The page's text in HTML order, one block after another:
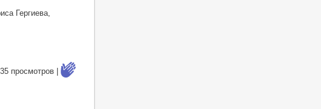
Гергиева,
просмотров |